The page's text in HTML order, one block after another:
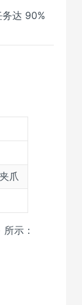
达 90%
爪
示：